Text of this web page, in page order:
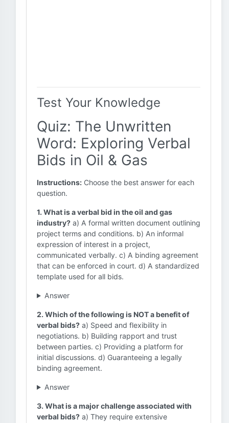
Test Your Knowledge
Quiz: The Unwritten
Word: Exploring Verbal
Bids in Oil & Gas
Instructions: Choose the best answer for each
question.
1. What is a verbal bid in the oil and gas
industry? a) A formal written document outlining
project terms and conditions. b) An informal
expression of interest in a project,
communicated verbally. c) A binding agreement
that can be enforced in court. d) A standardized
template used for all bids.
Answer
2. Which of the following is NOT a benefit of
verbal bids? a) Speed and flexibility in
negotiations. b) Building rapport and trust
between parties. c) Providing a platform for
initial discussions. d) Guaranteeing a legally
binding agreement.
Answer
3. What is a major challenge associated with
verbal bids? a) They require extensive